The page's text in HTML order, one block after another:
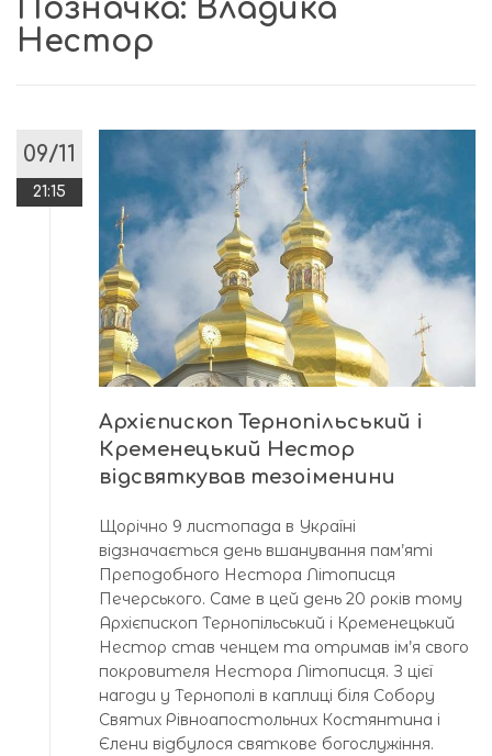
Позначка: Владика
Нестор
09/11
21:15
Архієпископ Тернопільський і
Кременецький Нестор
відсвяткував тезоіменини
Щорічно 9 листопада в Україні
відзначається день вшанування пам’яті
Преподобного Нестора Літописця
Печерського. Саме в цей день 20 років тому
Архієпископ Тернопільський і Кременецький
Нестор став ченцем та отримав ім’я свого
покровителя Нестора Літописця. З цієї
нагоди у Тернополі в каплиці біля Собору
Святих Рівноапостольних Костянтина і
Єлени відбулося святкове богослужіння.